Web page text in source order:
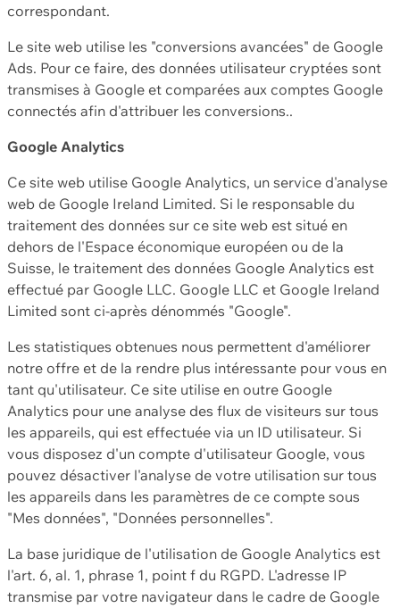
correspondant.
Le site web utilise les "conversions avancées" de Google
Ads. Pour ce faire, des données utilisateur cryptées sont
transmises à Google et comparées aux comptes Google
connectés afin d'attribuer les conversions..
Google Analytics
Ce site web utilise Google Analytics, un service d'analyse
web de Google Ireland Limited. Si le responsable du
traitement des données sur ce site web est situé en
dehors de l'Espace économique européen ou de la
Suisse, le traitement des données Google Analytics est
effectué par Google LLC. Google LLC et Google Ireland
Limited sont ci-après dénommés "Google".
Les statistiques obtenues nous permettent d'améliorer
notre offre et de la rendre plus intéressante pour vous en
tant qu'utilisateur. Ce site utilise en outre Google
Analytics pour une analyse des flux de visiteurs sur tous
les appareils, qui est effectuée via un ID utilisateur. Si
vous disposez d'un compte d'utilisateur Google, vous
pouvez désactiver l'analyse de votre utilisation sur tous
les appareils dans les paramètres de ce compte sous
"Mes données", "Données personnelles".
La base juridique de l'utilisation de Google Analytics est
l'art. 6, al. 1, phrase 1, point f du RGPD. L'adresse IP
transmise par votre navigateur dans le cadre de Google